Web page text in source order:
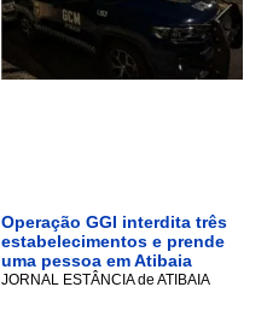
Operação GGI interdita três
estabelecimentos e prende
uma pessoa em Atibaia
JORNAL ESTÂNCIA de ATIBAIA